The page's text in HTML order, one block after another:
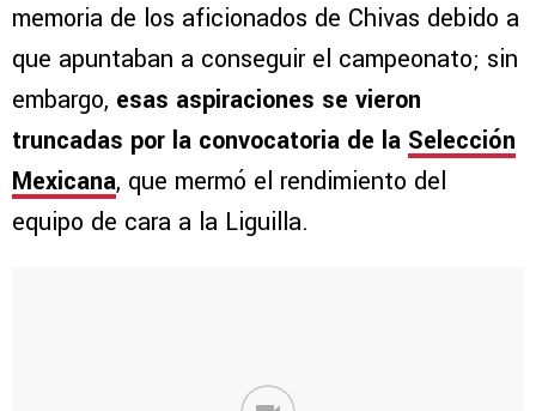
memoria de los aficionados de Chivas debido a
que apuntaban a conseguir el campeonato; sin
embargo, esas aspiraciones se vieron
truncadas por la convocatoria de la Selección
Mexicana, que mermó el rendimiento del
equipo de cara a la Liguilla.